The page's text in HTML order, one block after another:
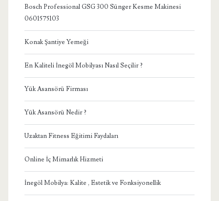
Bosch Professional GSG 300 Sünger Kesme Makinesi
0601575103
Konak Şantiye Yemeği
En Kaliteli İnegöl Mobilyası Nasıl Seçilir ?
Yük Asansörü Firması
Yük Asansörü Nedir ?
Uzaktan Fitness Eğitimi Faydaları
Online İç Mimarlık Hizmeti
İnegöl Mobilya: Kalite , Estetik ve Fonksiyonellik